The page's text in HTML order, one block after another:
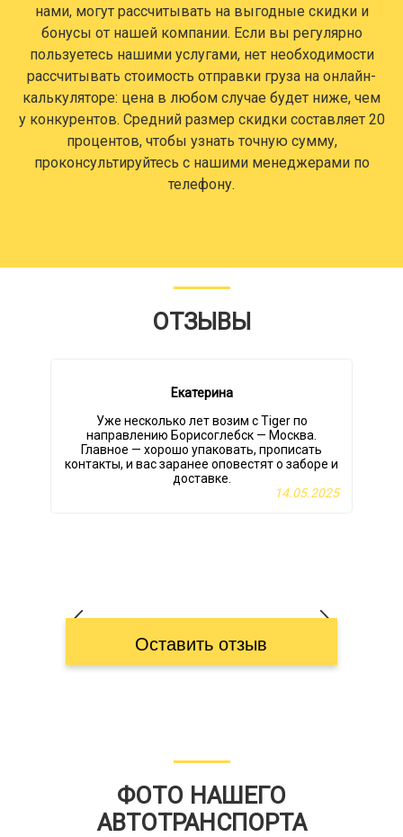
нами, могут рассчитывать на выгодные скидки и
бонусы от нашей компании. Если вы регулярно
пользуетесь нашими услугами, нет необходимости
рассчитывать стоимость отправки груза на онлайн-
калькуляторе: цена в любом случае будет ниже, чем
у конкурентов. Средний размер скидки составляет 20
процентов, чтобы узнать точную сумму,
проконсультируйтесь с нашими менеджерами по
телефону.
ОТЗЫВЫ
Екатерина
Уже несколько лет возим с Tiger по
направлению Борисоглебск — Москва.
Главное — хорошо упаковать, прописать
контакты, и вас заранее оповестят о заборе и
доставке.
14.05.2025
Оставить отзыв
ФОТО НАШЕГО
АВТОТРАНСПОРТА